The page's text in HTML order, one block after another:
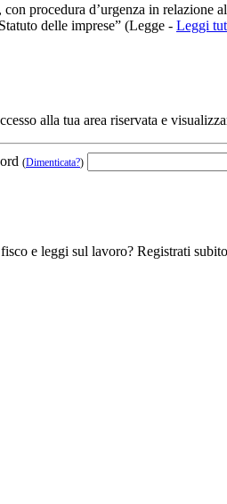
procedura d’urgenza in
delle imprese” (Legge - Leggi
alla tua area riservata e
(Dimenticata?)
e leggi sul lavoro? Registrati